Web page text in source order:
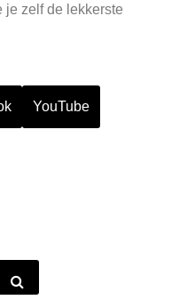
zelf de lekkerste
YouTube